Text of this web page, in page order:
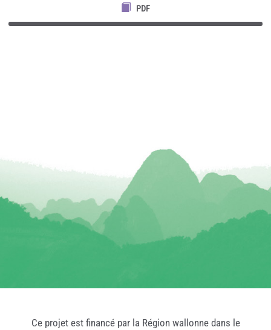
PDF
Ce projet est financé par la Région wallonne dans le